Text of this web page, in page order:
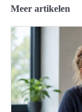
Meer artikelen